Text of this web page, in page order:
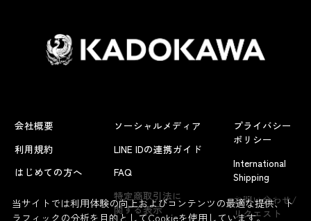
よくあるお問い合わせ
会社概要
利用規約
はじめての方へ
ソーシャルメディア
LINE IDの連携ガイド
FAQ
特定商取引法に
関する表示
プライバシー
ポリシー
International
Shipping
お問い合わせ/
リクエスト
当サイトでは利用体験の向上およびコンテンツの最適な提供、ト
ラフィックの分析を目的としてCookieを使用しています。